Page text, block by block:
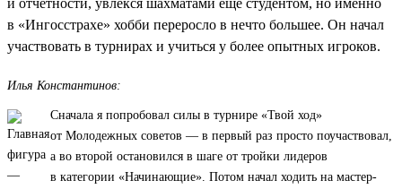
в «Ингосстрахе» хобби переросло в нечто большее. Он начал
участвовать в турнирах и учиться у более опытных игроков.
Илья Константинов:
Сначала я попробовал силы в турнире «Твой ход»
от Молодежных советов — в первый раз просто поучаствовал,
а во второй остановился в шаге от тройки лидеров
в категории «Начинающие». Потом начал ходить на мастер-